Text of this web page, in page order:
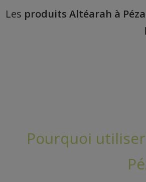
Les produits Altéarah à
Pourquoi